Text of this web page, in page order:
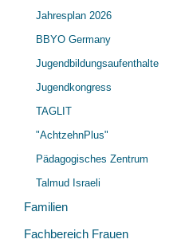
Jahresplan 2026
BBYO Germany
Jugendbildungsaufenthalte
Jugendkongress
TAGLIT
"AchtzehnPlus"
Pädagogisches Zentrum
Talmud Israeli
Familien
Fachbereich Frauen